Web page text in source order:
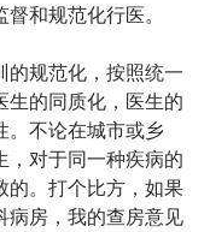
和规范化行医。
的规范化，按照统一
生的同质化，医生的
。不论在城市或乡
，对于同一种疾病的
的。打个比方，如果
病房，我的查房意见